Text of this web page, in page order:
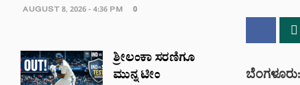
ಬೆಂಗಳೂರು:
AUGUST 8, 2026 - 4:36 PM 0
ಶ್ರೀಲಂಕಾ ಸರಣಿಗೂ
ಮುನ್ನ ಟೀಂ